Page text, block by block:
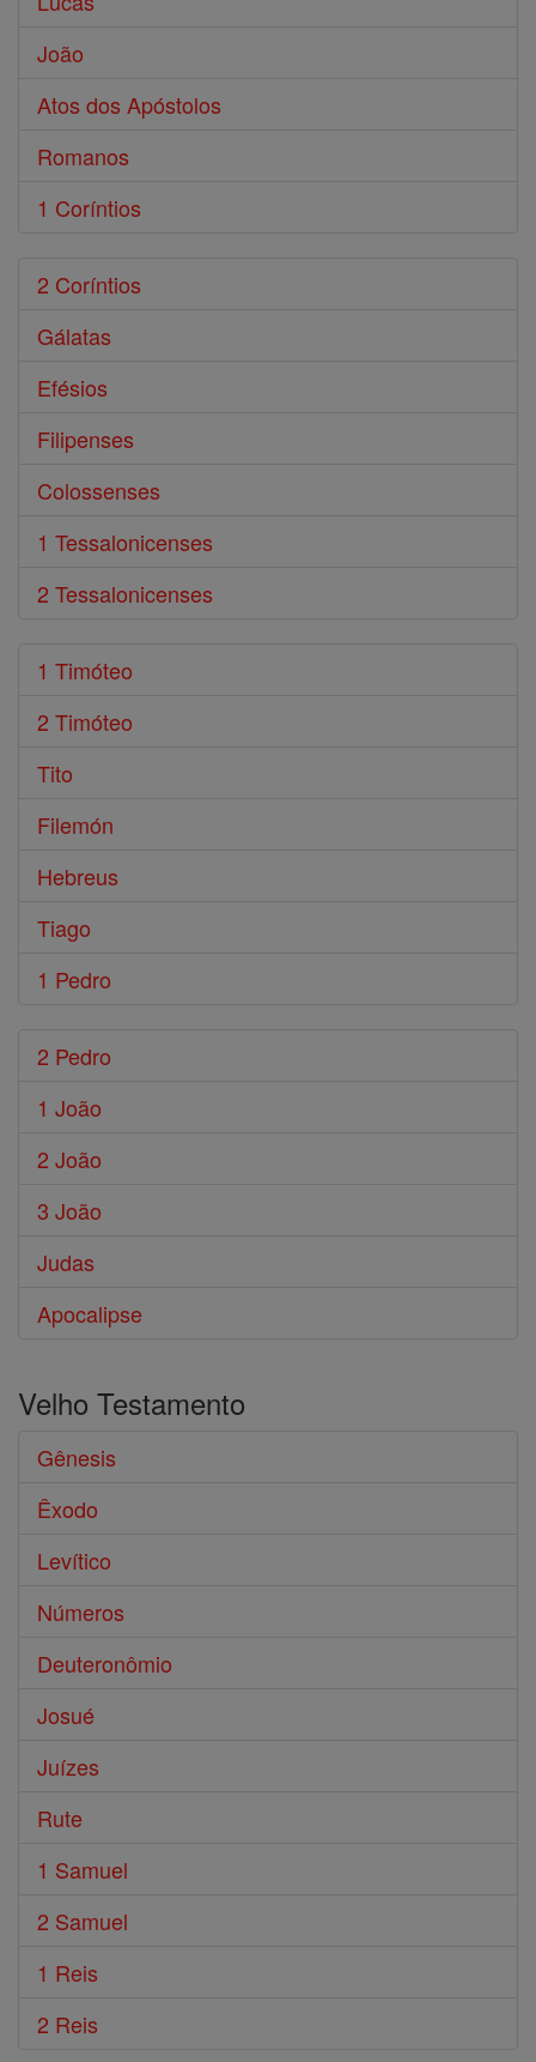
João
Atos dos Apóstolos
Romanos
1 Coríntios
2 Coríntios
Gálatas
Efésios
Filipenses
Colossenses
1 Tessalonicenses
2 Tessalonicenses
1 Timóteo
2 Timóteo
Tito
Filemón
Hebreus
Tiago
1 Pedro
2 Pedro
1 João
2 João
3 João
Judas
Apocalipse
Velho Testamento
Gênesis
Êxodo
Levítico
Números
Deuteronômio
Josué
Juízes
Rute
1 Samuel
2 Samuel
1 Reis
2 Reis